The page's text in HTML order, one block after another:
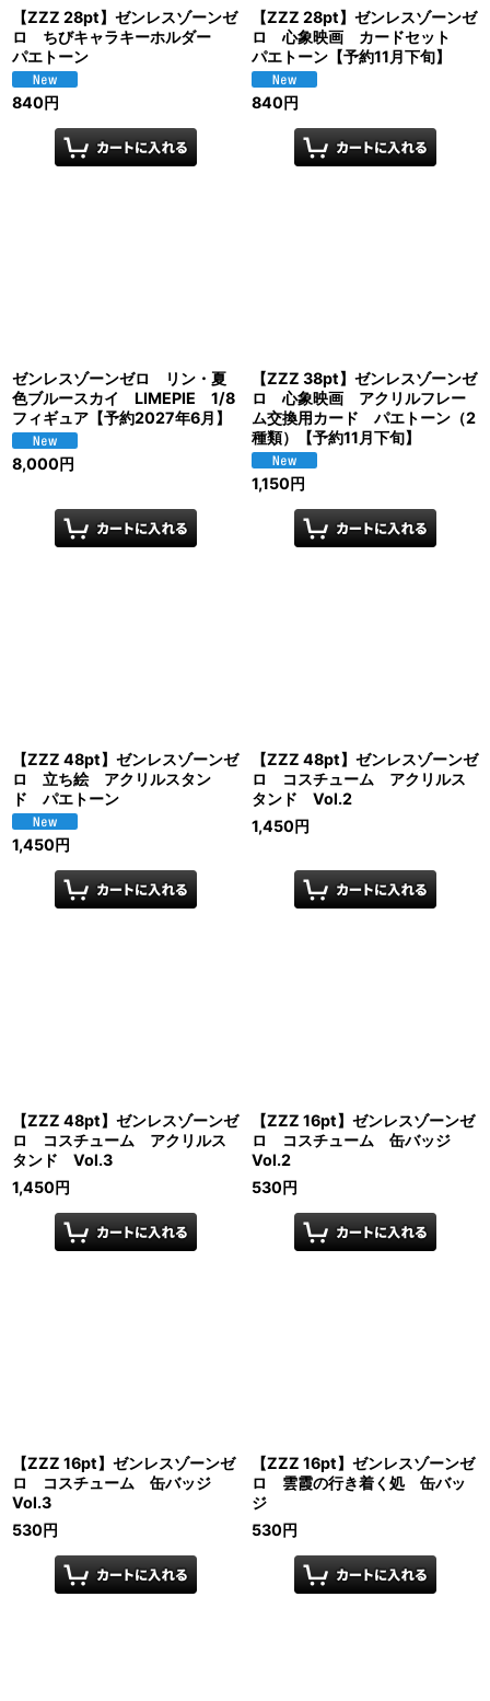
【ZZZ 28pt】ゼンレスゾーンゼ
ロ ちびキャラキーホルダー
パエトーン
840円
【ZZZ 28pt】ゼンレスゾーンゼ
ロ 心象映画 カードセット
パエトーン【予約11月下旬】
840円
ゼンレスゾーンゼロ リン・夏
色ブルースカイ LIMEPIE 1/8
フィギュア【予約2027年6月】
8,000円
【ZZZ 38pt】ゼンレスゾーンゼ
ロ 心象映画 アクリルフレー
ム交換用カード パエトーン（2
種類）【予約11月下旬】
1,150円
【ZZZ 48pt】ゼンレスゾーンゼ
ロ 立ち絵 アクリルスタン
ド パエトーン
1,450円
【ZZZ 48pt】ゼンレスゾーンゼ
ロ コスチューム アクリルス
タンド Vol.2
1,450円
【ZZZ 48pt】ゼンレスゾーンゼ
ロ コスチューム アクリルス
タンド Vol.3
1,450円
【ZZZ 16pt】ゼンレスゾーンゼ
ロ コスチューム 缶バッジ
Vol.2
530円
【ZZZ 16pt】ゼンレスゾーンゼ
ロ コスチューム 缶バッジ
Vol.3
530円
【ZZZ 16pt】ゼンレスゾーンゼ
ロ 雲霞の行き着く処 缶バッ
ジ
530円